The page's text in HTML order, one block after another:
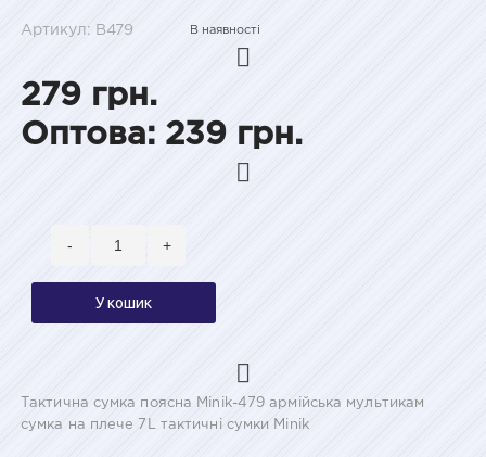
Артикул: B479 В наявності
279 грн.
Оптова: 239 грн.
- +
У кошик
Тактична сумка поясна Minik-479 армійська мультикам
сумка на плече 7L тактичні сумки Minik